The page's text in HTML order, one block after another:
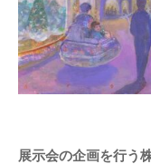
展示会の企画を行う